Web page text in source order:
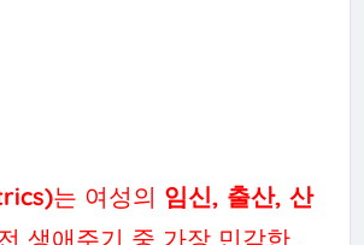
는 여성의 임신, 출산, 산
생애주기 중 가장 민감한